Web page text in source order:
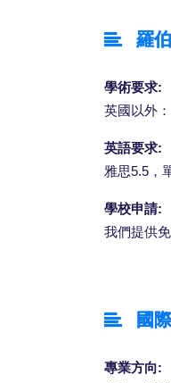
羅
學術要求:
英國以外
英語要求:
雅思5.5，
學校申請:
我們提供
國
專業方向: